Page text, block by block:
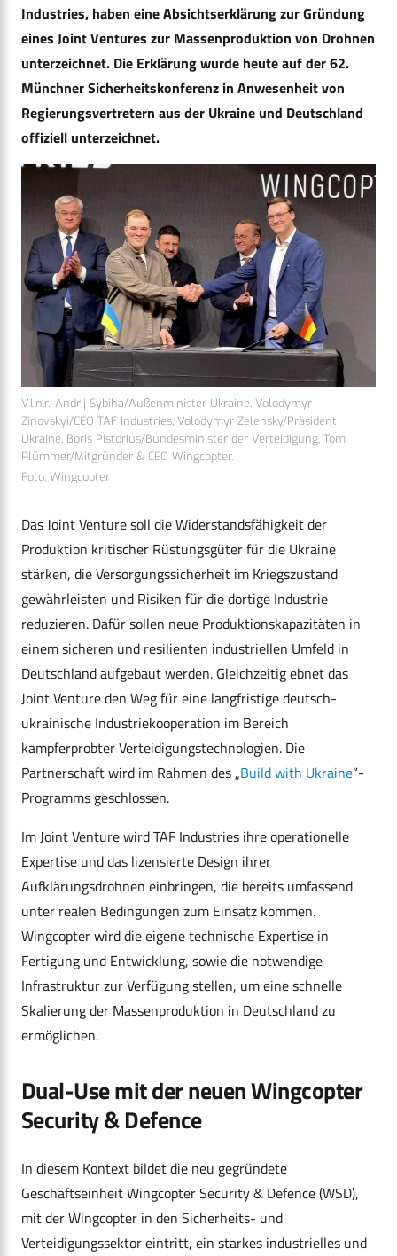
Industries, haben eine Absichtserklärung zur Gründung
eines Joint Ventures zur Massenproduktion von Drohnen
unterzeichnet. Die Erklärung wurde heute auf der 62.
Münchner Sicherheitskonferenz in Anwesenheit von
Regierungsvertretern aus der Ukraine und Deutschland
offiziell unterzeichnet.
V.l.n.r.: Andrij Sybiha/Außenminister Ukraine, Volodymyr
Zinovskyi/CEO TAF Industries, Volodymyr Zelensky/Präsident
Ukraine, Boris Pistorius/Bundesminister der Verteidigung, Tom
Plümmer/Mitgründer & CEO Wingcopter.
Foto: Wingcopter
Das Joint Venture soll die Widerstandsfähigkeit der
Produktion kritischer Rüstungsgüter für die Ukraine
stärken, die Versorgungssicherheit im Kriegszustand
gewährleisten und Risiken für die dortige Industrie
reduzieren. Dafür sollen neue Produktionskapazitäten in
einem sicheren und resilienten industriellen Umfeld in
Deutschland aufgebaut werden. Gleichzeitig ebnet das
Joint Venture den Weg für eine langfristige deutsch-
ukrainische Industriekooperation im Bereich
kampferprobter Verteidigungstechnologien. Die
Partnerschaft wird im Rahmen des „Build with Ukraine“-
Programms geschlossen.
Im Joint Venture wird TAF Industries ihre operationelle
Expertise und das lizensierte Design ihrer
Aufklärungsdrohnen einbringen, die bereits umfassend
unter realen Bedingungen zum Einsatz kommen.
Wingcopter wird die eigene technische Expertise in
Fertigung und Entwicklung, sowie die notwendige
Infrastruktur zur Verfügung stellen, um eine schnelle
Skalierung der Massenproduktion in Deutschland zu
ermöglichen.
Dual-Use mit der neuen Wingcopter
Security & Defence
In diesem Kontext bildet die neu gegründete
Geschäftseinheit Wingcopter Security & Defence (WSD),
mit der Wingcopter in den Sicherheits- und
Verteidigungssektor eintritt, ein starkes industrielles und